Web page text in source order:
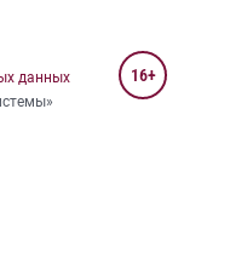
данных
16+